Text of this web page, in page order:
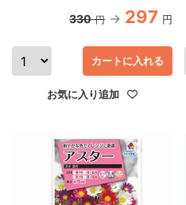
330 円 297 円
カートに入れる
お気に入り追加